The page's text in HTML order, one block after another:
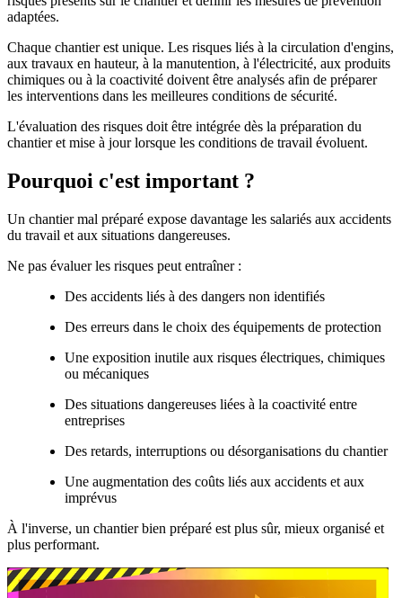
adaptées.
Chaque chantier est unique. Les risques liés à la circulation d'engins,
aux travaux en hauteur, à la manutention, à l'électricité, aux produits
chimiques ou à la coactivité doivent être analysés afin de préparer
les interventions dans les meilleures conditions de sécurité.
L'évaluation des risques doit être intégrée dès la préparation du
chantier et mise à jour lorsque les conditions de travail évoluent.
Pourquoi c'est important ?
Un chantier mal préparé expose davantage les salariés aux accidents
du travail et aux situations dangereuses.
Ne pas évaluer les risques peut entraîner :
Des accidents liés à des dangers non identifiés
Des erreurs dans le choix des équipements de protection
Une exposition inutile aux risques électriques, chimiques
ou mécaniques
Des situations dangereuses liées à la coactivité entre
entreprises
Des retards, interruptions ou désorganisations du chantier
Une augmentation des coûts liés aux accidents et aux
imprévus
À l'inverse, un chantier bien préparé est plus sûr, mieux organisé et
plus performant.